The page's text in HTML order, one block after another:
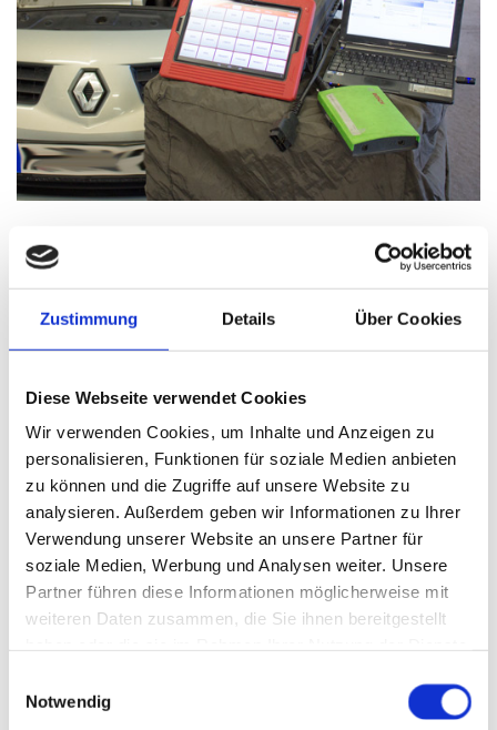
Zustimmung Details Über Cookies
Diese Webseite verwendet Cookies
Wir verwenden Cookies, um Inhalte und Anzeigen zu
personalisieren, Funktionen für soziale Medien anbieten
zu können und die Zugriffe auf unsere Website zu
analysieren. Außerdem geben wir Informationen zu Ihrer
Verwendung unserer Website an unsere Partner für
soziale Medien, Werbung und Analysen weiter. Unsere
Partner führen diese Informationen möglicherweise mit
weiteren Daten zusammen, die Sie ihnen bereitgestellt
Notwendig
Klimaanlageservice
Klimacheck
Klimareinigung, -desinfektion
Klimareparatur